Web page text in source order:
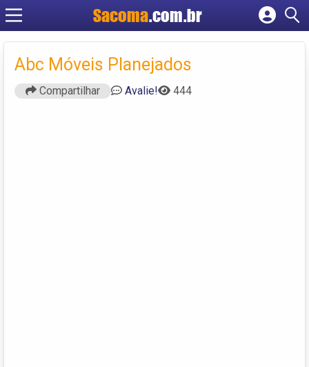
Sacoma.com.br
Cadastrar empresa
Criar conta
Abc Móveis Planejados
Compartilhar Avalie! 444